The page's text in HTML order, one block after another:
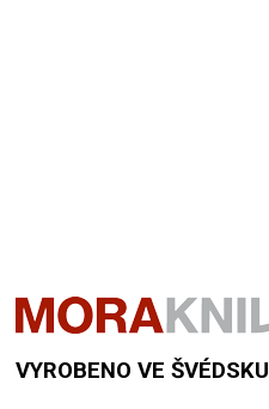
VYROBENO VE ŠVÉDSKU